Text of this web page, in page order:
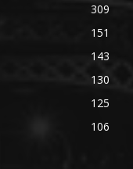
309
151
143
130
125
106